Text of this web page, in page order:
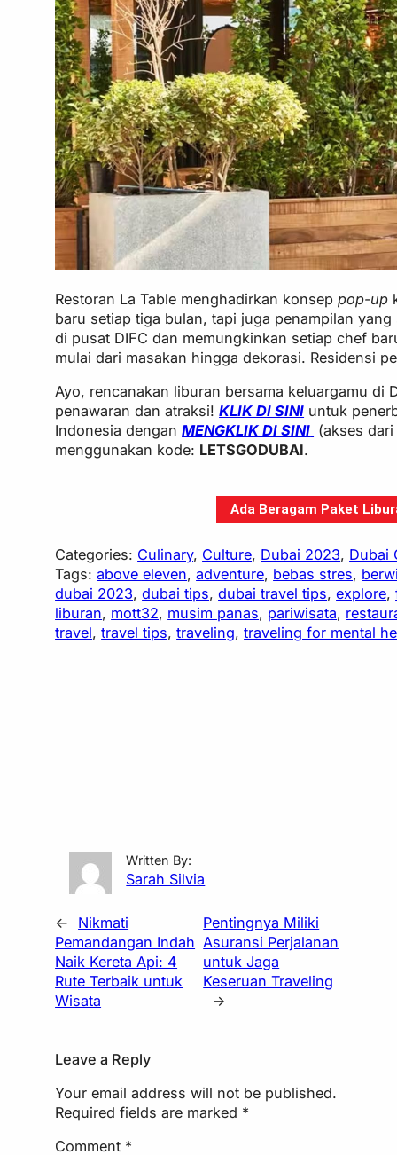
Restoran La Table menghadirkan konseppop-up
baru setiap tiga bulan, tapi juga penampilan
di pusat DIFC dan memungkinkan setiap chef
mulai dari masakan hingga dekorasi. Residensi
Ayo, rencanakan liburan bersama keluargamu di
penawaran dan atraksi!KLIK DI SINI untuk
Indonesia denganMENGKLIK DI SINI (akses
menggunakan kode: LETSGODUBAI.
Ada Beragam Paket
Categories: Culinary, Culture, Dubai 2023, Dubai
Tags:above eleven, adventure, bebas stres,
dubai 2023, dubai tips, dubai travel tips, explore,
liburan, mott32, musim panas, pariwisata,
travel, travel tips, traveling, traveling for mental
Written By:
Sarah Silvia
←
Nikmati
Pemandangan Indah
Naik Kereta Api: 4
Rute Terbaik untuk
Wisata
Pentingnya Miliki
Asuransi Perjalanan
untuk Jaga
Keseruan Traveling
→
Leave a Reply
Your email address will not be published.
Required fields are marked *
Comment *